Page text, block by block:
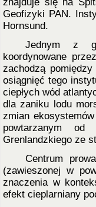
Geofizyki PAN.
Hornsund.
Jednym z
koordynowane
zachodzą
osiągnięć tego
ciepłych wód
dla zaniku lodu
zmian
powtarzanym
Grenlandzkiego ze
Centrum
(zawieszonej w
znaczenia w
efekt cieplarniany